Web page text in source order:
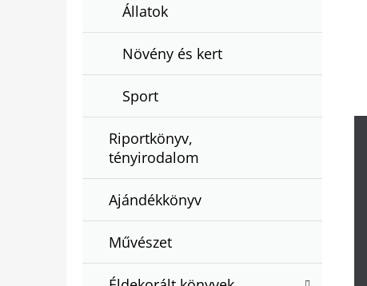
Állatok
Növény és kert
Sport
Riportkönyv,
tényirodalom
Ajándékkönyv
Művészet